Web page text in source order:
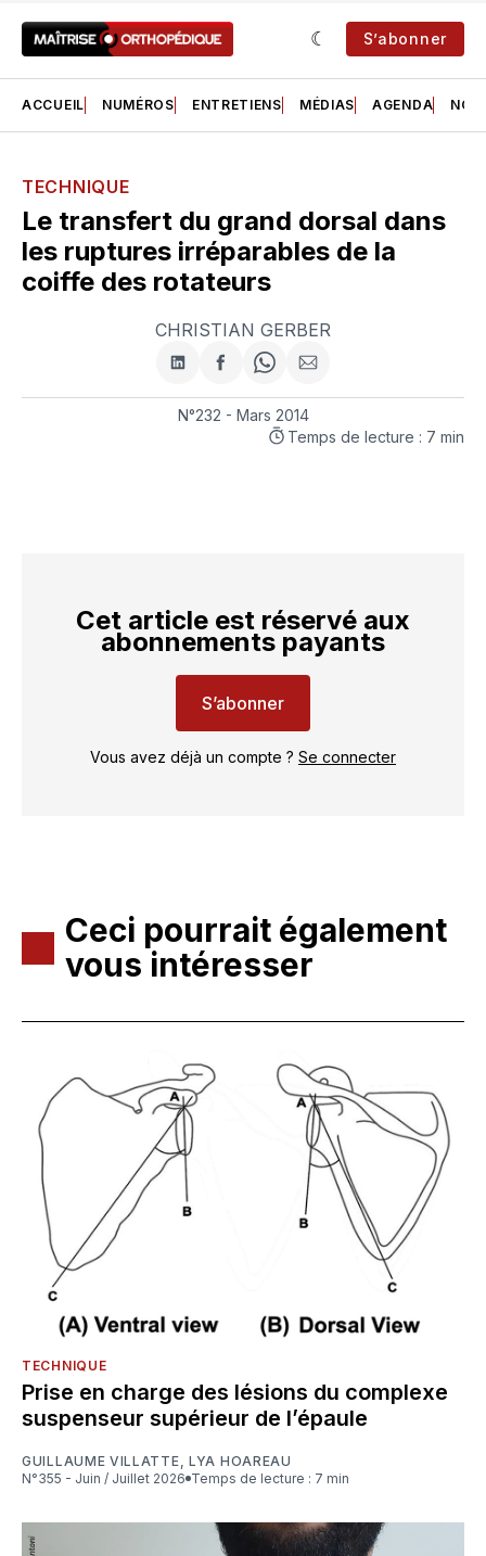
S’abonner
ACCUEIL NUMÉROS ENTRETIENS MÉDIAS AGENDA NOS
TECHNIQUE
Le transfert du grand dorsal dans
les ruptures irréparables de la
coiffe des rotateurs
CHRISTIAN GERBER
Partager
sur
LinkedIn
Partager
sur
Facebook
Share
on
WhatsApp
Partager
par
courriel
N°232 - Mars 2014
Temps de lecture : 7 min
Cet article est réservé aux
abonnements payants
S’abonner
Vous avez déjà un compte ? Se connecter
Ceci pourrait également
vous intéresser
TECHNIQUE
Prise en charge des lésions du complexe
suspenseur supérieur de l’épaule
GUILLAUME VILLATTE ,LYA HOAREAU
N°355 - Juin / Juillet 2026
Temps de lecture : 7 min